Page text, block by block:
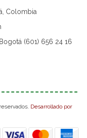
Colombia
(601) 656 24 16
Desarrollado por